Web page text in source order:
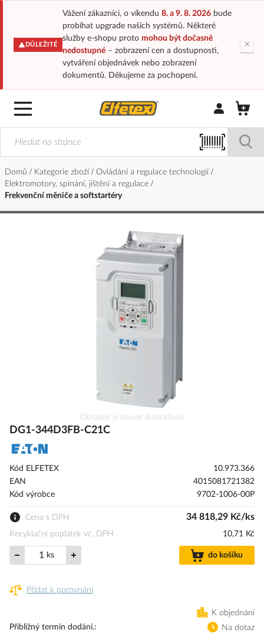
DŮLEŽITÉ
Vážení zákazníci, o víkendu 8. a 9. 8. 2026bude
probíhat upgrade našich systémů. Některé
služby e-shopu proto mohou být dočasně
nedostupné– zobrazení cen a dostupnosti,
vytváření objednávek nebo zobrazení
dokumentů. Děkujeme za pochopení.
×
Přihlásit/
Domů Kategorie zboží
Ovládání a regulace technologií
Elektromotory, spínání, jištění a regulace
Frekvenční měniče a softstartéry
na
galerie
s
Obrázek je pouze ilustrativní.
DG1-344D3FB-C21C
Kód ELFETEX
10.973.366
EAN
4015081721382
Kód výrobce
9702-1006-00P
Cena s DPH 34 818,29 Kč/ks
Recyklační poplatek vč. DPH 10,71 Kč
ks do košíku
Přidat k porovnání
K objednání
Přibližný termín dodání.
Na dotaz